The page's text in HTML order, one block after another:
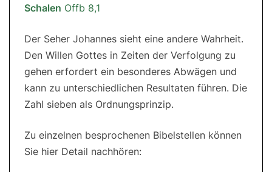
Schalen Offb 8,1
Der Seher Johannes sieht eine andere Wahrheit.
Den Willen Gottes in Zeiten der Verfolgung zu
gehen erfordert ein besonderes Abwägen und
kann zu unterschiedlichen Resultaten führen. Die
Zahl sieben als Ordnungsprinzip.
Zu einzelnen besprochenen Bibelstellen können
Sie hier Detail nachhören: